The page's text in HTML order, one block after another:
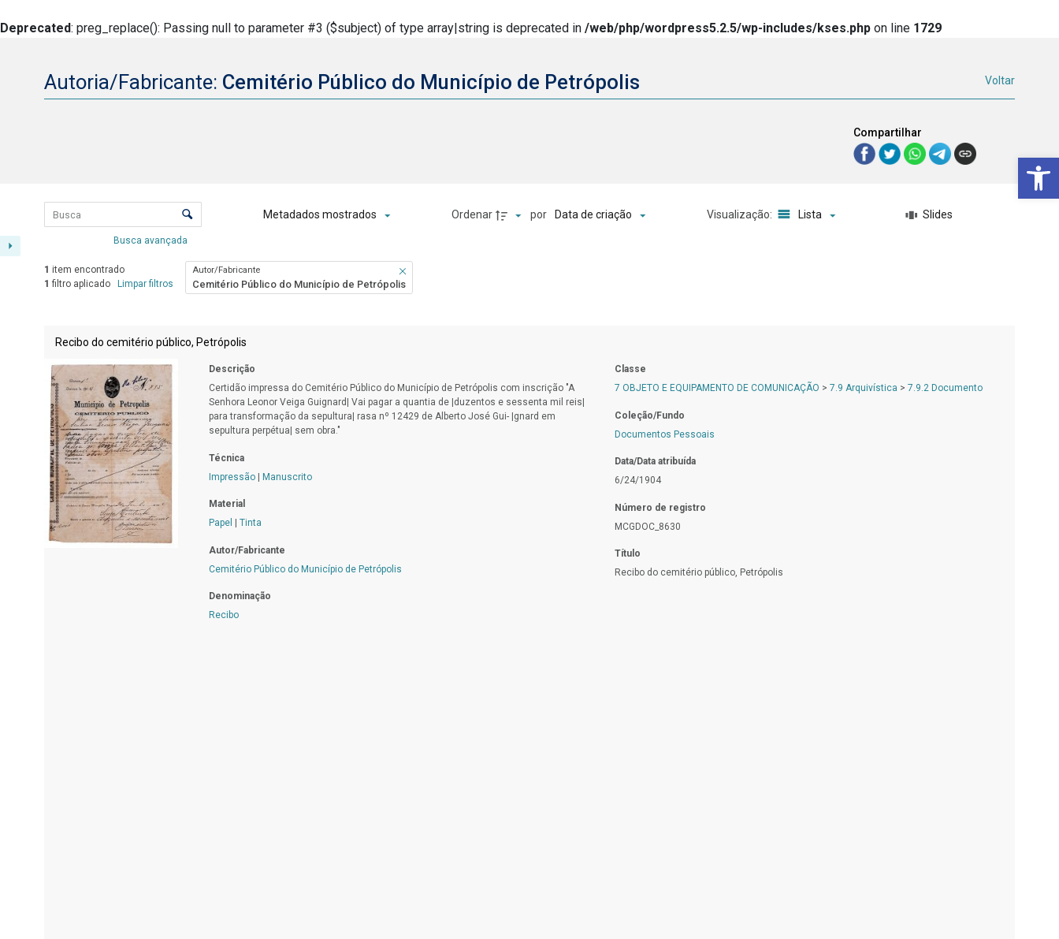
Deprecated: preg_replace(): Passing null to parameter #3 ($subject) of type array|string is deprecated in /web/php/wordpress5.2.5/wp-includes/kses.php on line 1729
Autoria/Fabricante: Cemitério Público do Município de Petrópolis Voltar
Compartilhar
Lista de itens
Controle de ordenação e visualização
Busca avançada
Metadados mostrados Ordenar por Data de criação Visualização: Lista Slides
1 item encontrado
1 filtro aplicado Limpar filtros
Autor/Fabricante
Cemitério Público do Município de Petrópolis
Resultados da lista de itens
Recibo do cemitério público, Petrópolis
Descrição
Certidão impressa do Cemitério Público do Município de Petrópolis com inscrição "A
Senhora Leonor Veiga Guignard| Vai pagar a quantia de |duzentos e sessenta mil reis|
para transformação da sepultura| rasa nº 12429 de Alberto José Gui- |gnard em
sepultura perpétua| sem obra."
Técnica
Impressão | Manuscrito
Material
Papel
Tinta
Autor/Fabricante
Cemitério Público do Município de Petrópolis
Denominação
Recibo
Classe
7 OBJETO E EQUIPAMENTO DE COMUNICAÇÃO > 7.9 Arquivística > 7.9.2 Documento
Coleção/Fundo
Documentos Pessoais
Data/Data atribuída
6/24/1904
Número de registro
MCGDOC_8630
Título
Recibo do cemitério público, Petrópolis